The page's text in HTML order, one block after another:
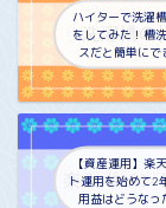
ハイターで洗濯
をしてみた！槽
スだと簡単にで
【資産運用】楽
ト運用を始めて2
用益はどうなっ